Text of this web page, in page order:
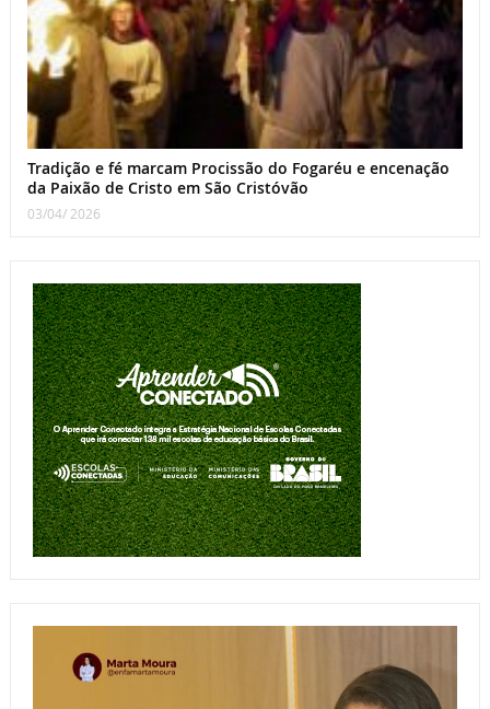
Tradição e fé marcam Procissão do Fogaréu e encenação
da Paixão de Cristo em São Cristóvão
03/04/ 2026